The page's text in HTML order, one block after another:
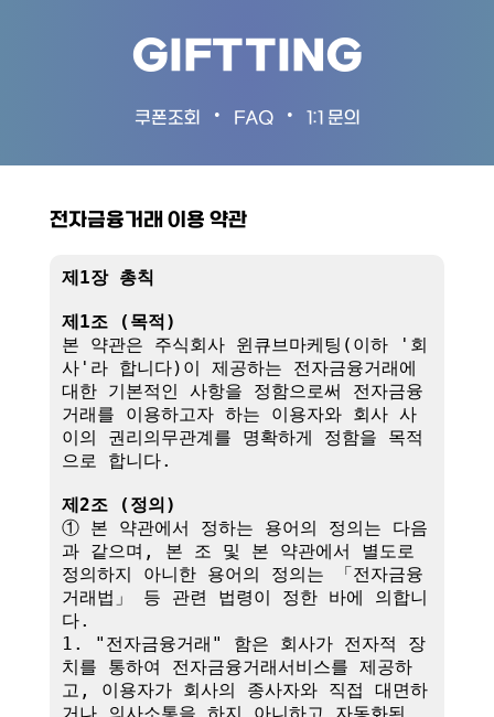
GIFTTING
쿠폰조회 • FAQ • 1:1 문의
전자금융거래 이용 약관
제1장 총칙
제1조 (목적)
본 약관은 주식회사 윈큐브마케팅(이하 '회
사'라 합니다)이 제공하는 전자금융거래에
대한 기본적인 사항을 정함으로써 전자금융
거래를 이용하고자 하는 이용자와 회사 사
이의 권리의무관계를 명확하게 정함을 목적
으로 합니다.
제2조 (정의)
① 본 약관에서 정하는 용어의 정의는 다음
과 같으며, 본 조 및 본 약관에서 별도로
정의하지 아니한 용어의 정의는 「전자금융
거래법」 등 관련 법령이 정한 바에 의합니
다.
1. "전자금융거래" 함은 회사가 전자적 장
치를 통하여 전자금융거래서비스를 제공하
고, 이용자가 회사의 종사자와 직접 대면하